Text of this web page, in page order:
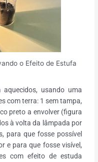
o Efeito de Estufa
aquecidos, usando uma
com terra: 1 sem tampa,
preto a envolver (figura
à volta da lâmpada por
para que fosse possível
e para que fosse visível,
com efeito de estuda